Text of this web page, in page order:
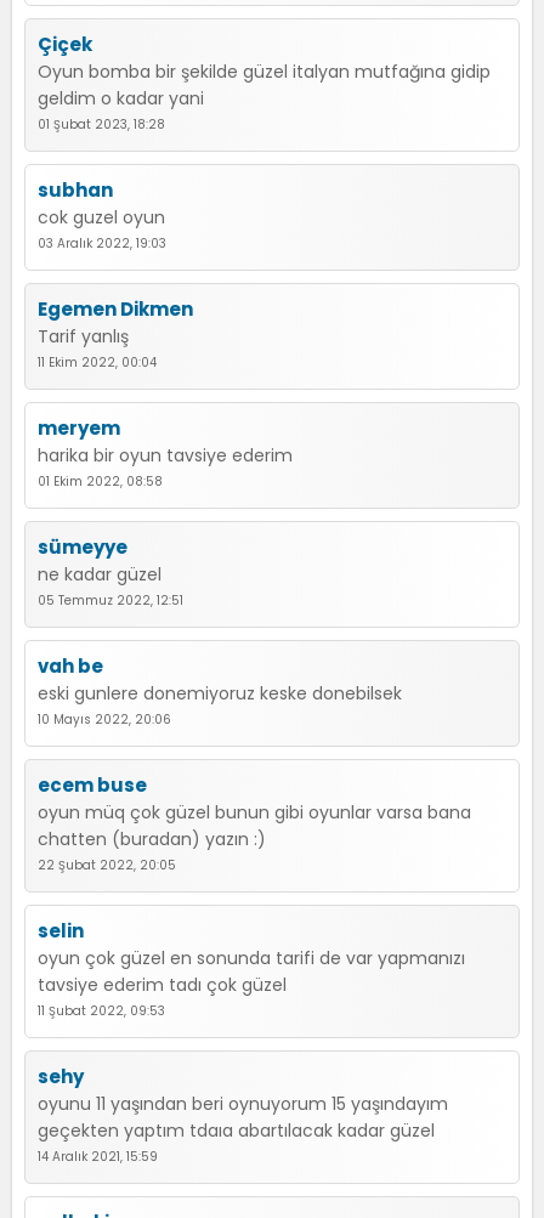
Çiçek
Oyun bomba bir şekilde güzel italyan mutfağına gidip
geldim o kadar yani
01 Şubat 2023, 18:28
subhan
cok guzel oyun
03 Aralık 2022, 19:03
Egemen Dikmen
Tarif yanlış
11 Ekim 2022, 00:04
meryem
harika bir oyun tavsiye ederim
01 Ekim 2022, 08:58
sümeyye
ne kadar güzel
05 Temmuz 2022, 12:51
vah be
eski gunlere donemiyoruz keske donebilsek
10 Mayıs 2022, 20:06
ecem buse
oyun müq çok güzel bunun gibi oyunlar varsa bana
chatten (buradan) yazın :)
22 Şubat 2022, 20:05
selin
oyun çok güzel en sonunda tarifi de var yapmanızı
tavsiye ederim tadı çok güzel
11 Şubat 2022, 09:53
sehy
oyunu 11 yaşından beri oynuyorum 15 yaşındayım
geçekten yaptım tdaıa abartılacak kadar güzel
14 Aralık 2021, 15:59